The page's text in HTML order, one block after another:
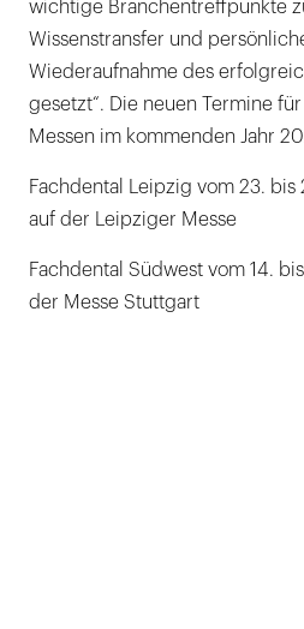
wichtige Branchentreffpunkte
Wissenstransfer und
Wiederaufnahme des
gesetzt“. Die neuen Termine
Messen im kommenden Jahr
Fachdental Leipzig vom 23.
auf der Leipziger Messe
Fachdental Südwest vom 14.
der Messe Stuttgart